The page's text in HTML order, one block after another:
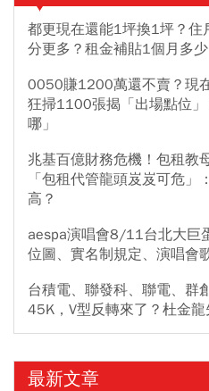
都更現在還能1坪換1坪？住
分更多？租金補貼1個月多
0050賺1200萬還不賣？現
狂掃1100張揭「出場點位
哪」
兆基百億財務危機！包租教
「包租代管龍頭岌岌可危
高？
aespa演唱會8/11台北大巨
位圖、實名制規定、演唱會
台積電、聯發科、聯電、群
45K，V型反轉來了？杜金龍
最新文章